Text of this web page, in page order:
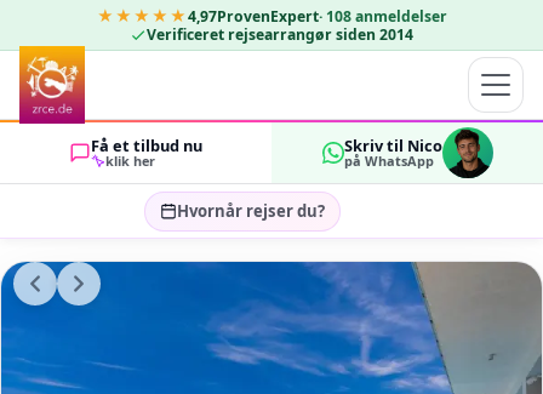
★★★★★4,97ProvenExpert· 108 anmeldelser
Verificeret rejsearrangør siden 2014
Få et tilbud nu
klik her
Skriv til Nico
på WhatsApp
Hvornår rejser du?
Vælg rejsedatoer…
GÆSTER
2 OK